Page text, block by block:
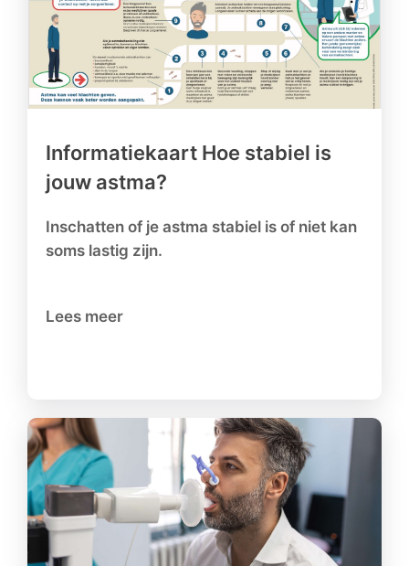
Informatiekaart Hoe stabiel is
jouw astma?
Inschatten of je astma stabiel is of niet kan
soms lastig zijn.
Lees meer